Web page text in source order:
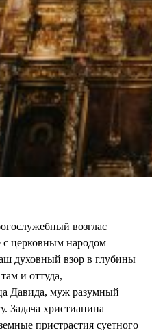
возглас
с церковным народом
духовный взор в глубины
и оттуда,
Давида, муж разумный
Задача христианина
пристрастия суетного